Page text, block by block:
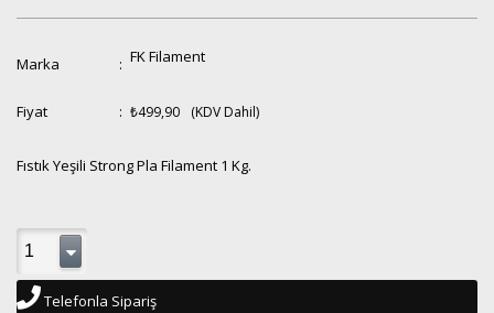
Marka : FK Filament
Fiyat : ₺499,90 (KDV Dahil)
Fıstık Yeşili Strong Pla Filament 1 Kg.
Telefonla Sipariş